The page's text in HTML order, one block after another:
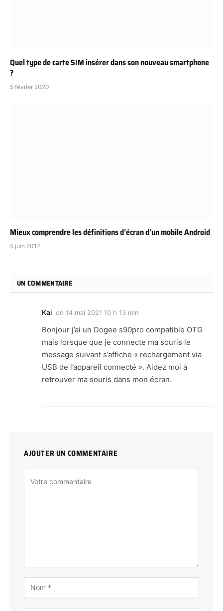
Quel type de carte SIM insérer dans son nouveau smartphone
?
5 février 2020
Mieux comprendre les définitions d’écran d’un mobile Android
5 juin 2017
UN COMMENTAIRE
Kai on 14 mai 2021 10 h 13 min
Bonjour j’ai un Dogee s90pro compatible OTG
mais lorsque que je connecte ma souris le
message suivant s’affiche « rechargement via
USB de l’appareil connecté ». Aidez moi à
retrouver ma souris dans mon écran.
AJOUTER UN COMMENTAIRE